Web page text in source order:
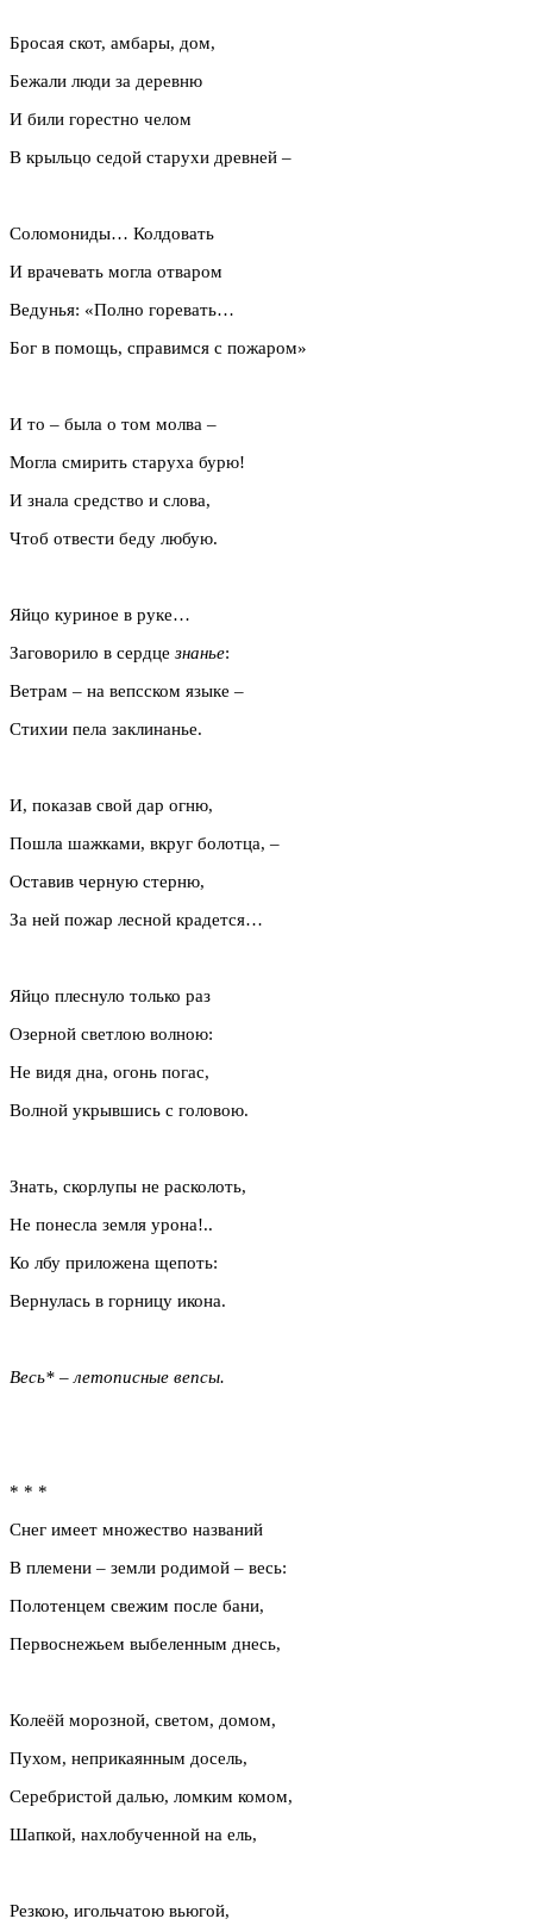
Бросая скот, амбары, дом,
Бежали люди за деревню
И били горестно челом
В крыльцо седой старухи древней –
Соломониды… Колдовать
И врачевать могла отваром
Ведунья: «Полно горевать…
Бог в помощь, справимся с пожаром»
И то – была о том молва –
Могла смирить старуха бурю!
И знала средство и слова,
Чтоб отвести беду любую.
Яйцо куриное в руке…
Заговорило в сердце знанье:
Ветрам – на вепсском языке –
Стихии пела заклинанье.
И, показав свой дар огню,
Пошла шажками, вкруг болотца, –
Оставив черную стерню,
За ней пожар лесной крадется…
Яйцо плеснуло только раз
Озерной светлою волною:
Не видя дна, огонь погас,
Волной укрывшись с головою.
Знать, скорлупы не расколоть,
Не понесла земля урона!..
Ко лбу приложена щепоть:
Вернулась в горницу икона.
Весь* – летописные вепсы.
* * *
Снег имеет множество названий
В племени – земли родимой – весь:
Полотенцем свежим после бани,
Первоснежьем выбеленным днесь,
Колеёй морозной, светом, домом,
Пухом, неприкаянным досель,
Серебристой далью, ломким комом,
Шапкой, нахлобученной на ель,
Резкою, игольчатою вьюгой,